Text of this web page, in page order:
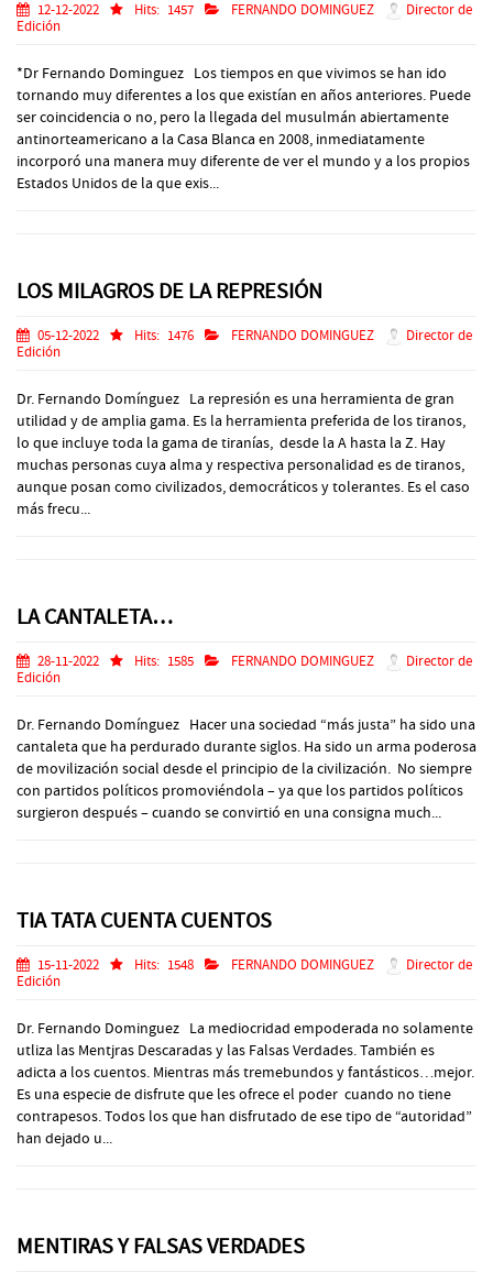
12-12-2022 Hits: 1457 FERNANDO DOMINGUEZ
Director de
Edición
*Dr Fernando Dominguez Los tiempos en que vivimos se han ido
tornando muy diferentes a los que existían en años anteriores. Puede
ser coincidencia o no, pero la llegada del musulmán abiertamente
antinorteamericano a la Casa Blanca en 2008, inmediatamente
incorporó una manera muy diferente de ver el mundo y a los propios
Estados Unidos de la que exis...
LOS MILAGROS DE LA REPRESIÓN
05-12-2022 Hits: 1476 FERNANDO DOMINGUEZ
Director de
Edición
Dr. Fernando Domínguez La represión es una herramienta de gran
utilidad y de amplia gama. Es la herramienta preferida de los tiranos,
lo que incluye toda la gama de tiranías, desde la A hasta la Z. Hay
muchas personas cuya alma y respectiva personalidad es de tiranos,
aunque posan como civilizados, democráticos y tolerantes. Es el caso
más frecu...
LA CANTALETA…
28-11-2022 Hits: 1585 FERNANDO DOMINGUEZ
Director de
Edición
Dr. Fernando Domínguez Hacer una sociedad “más justa” ha sido una
cantaleta que ha perdurado durante siglos. Ha sido un arma poderosa
de movilización social desde el principio de la civilización. No siempre
con partidos políticos promoviéndola – ya que los partidos políticos
surgieron después – cuando se convirtió en una consigna much...
TIA TATA CUENTA CUENTOS
15-11-2022 Hits: 1548 FERNANDO DOMINGUEZ
Director de
Edición
Dr. Fernando Dominguez La mediocridad empoderada no solamente
utliza las Mentjras Descaradas y las Falsas Verdades. También es
adicta a los cuentos. Mientras más tremebundos y fantásticos…mejor.
Es una especie de disfrute que les ofrece el poder cuando no tiene
contrapesos. Todos los que han disfrutado de ese tipo de “autoridad”
han dejado u...
MENTIRAS Y FALSAS VERDADES